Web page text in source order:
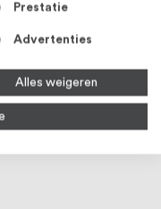
Prestatie
Advertenties
Alles weigeren